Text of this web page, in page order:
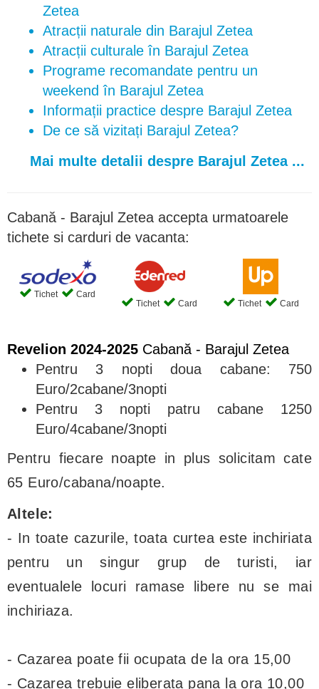
Zetea
Atracții naturale din Barajul Zetea
Atracții culturale în Barajul Zetea
Programe recomandate pentru un
weekend în Barajul Zetea
Informații practice despre Barajul Zetea
De ce să vizitați Barajul Zetea?
Mai multe detalii despre Barajul Zetea ...
Cabană - Barajul Zetea accepta urmatoarele
tichete si carduri de vacanta:
Tichet
Card
Tichet
Card Tichet Card
Revelion 2024-2025 Cabană - Barajul Zetea
Pentru 3 nopti doua cabane: 750
Euro/2cabane/3nopti
Pentru 3 nopti patru cabane 1250
Euro/4cabane/3nopti
Pentru fiecare noapte in plus solicitam cate
65 Euro/cabana/noapte.
Altele:
- In toate cazurile, toata curtea este inchiriata
pentru un singur grup de turisti, iar
eventualele locuri ramase libere nu se mai
inchiriaza.
- Cazarea poate fii ocupata de la ora 15,00
- Cazarea trebuie eliberata pana la ora 10,00